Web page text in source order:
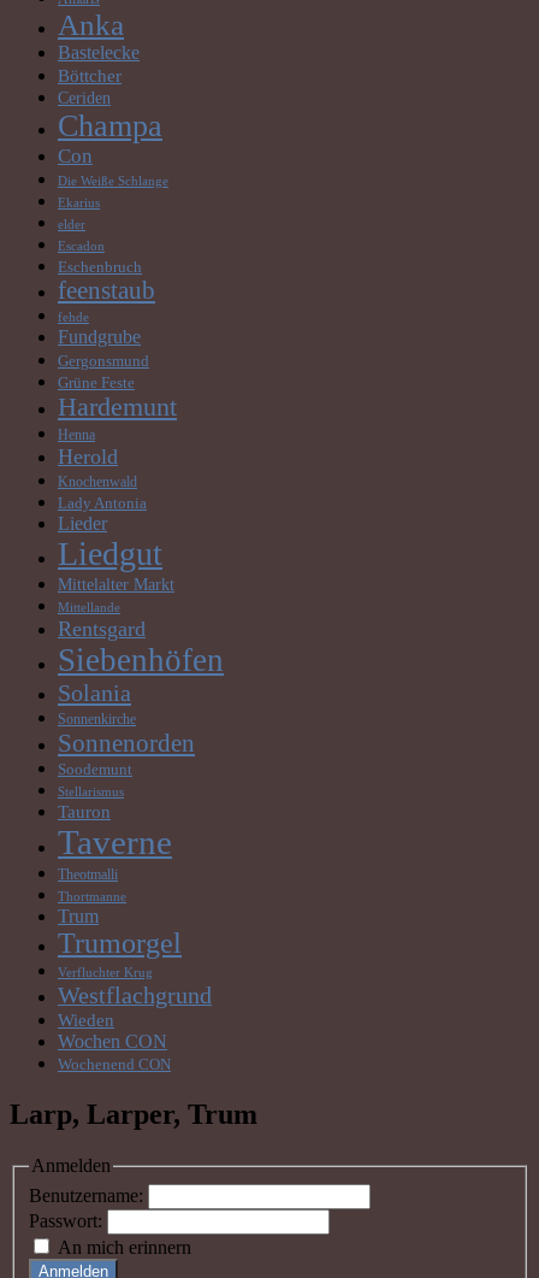
Anka
Bastelecke
Böttcher
Ceriden
Champa
Con
Die Weiße Schlange
Ekarius
elder
Escadon
Eschenbruch
feenstaub
fehde
Fundgrube
Gergonsmund
Grüne Feste
Hardemunt
Henna
Herold
Knochenwald
Lady Antonia
Lieder
Liedgut
Mittelalter Markt
Mittellande
Rentsgard
Siebenhöfen
Solania
Sonnenkirche
Sonnenorden
Soodemunt
Stellarismus
Tauron
Taverne
Theotmalli
Thortmanne
Trum
Trumorgel
Verfluchter Krug
Westflachgrund
Wieden
Wochen CON
Wochenend CON
Larp, Larper, Trum
Anmelden
Benutzername:
Passwort:
An mich erinnern
Anmelden